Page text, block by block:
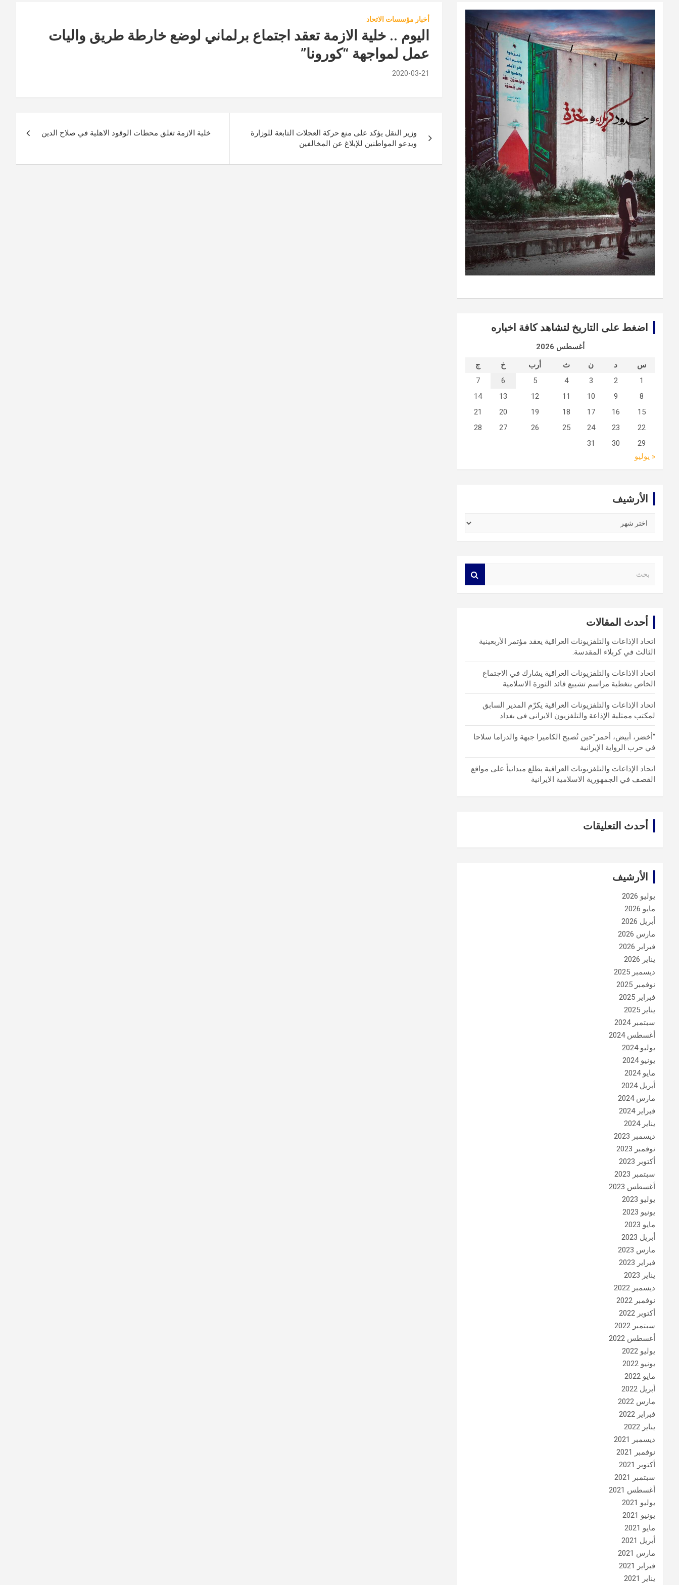
أخبار مؤسسات الاتحاد
اليوم .. خلية الازمة تعقد اجتماع برلماني لوضع خارطة طريق واليات
عمل لمواجهة “كورونا”
2020-03-21
المقالات
وزير النقل يؤكد على منع حركة العجلات التابعة للوزارة
ويدعو المواطنين للإبلاغ عن المخالفين
خلية الازمة تغلق محطات الوقود الاهلية في صلاح الدين
اضغط على التاريخ لتشاهد كافة اخباره
أغسطس 2026
س
د ن ث أرب خ
ج
1
2
3
4
5
6
7
8
9
10
11
12
13
14
15
16
17
18
19
20
21
22
23
24
25
26
27
28
29
30
31
« يوليو
الأرشيف
أحدث المقالات
اتحاد الإذاعات والتلفزيونات العراقية يعقد مؤتمر الأربعينية
الثالث في كربلاء المقدسة.
اتحاد الاذاعات والتلفزيونات العراقية يشارك في الاجتماع
الخاص بتغطية مراسم تشييع قائد الثورة الاسلامية
اتحاد الإذاعات والتلفزيونات العراقية يكرّم المدير السابق
لمكتب ممثلية الإذاعة والتلفزيون الايراني في بغداد
“أخضر، أبيض، أحمر”حين تُصبح الكاميرا جبهة والدراما سلاحا
في حرب الرواية الإيرانية
اتحاد الإذاعات والتلفزيونات العراقية يطلع ميدانياً على مواقع
القصف في الجمهورية الاسلامية الايرانية
أحدث التعليقات
الأرشيف
يوليو 2026
مايو 2026
أبريل 2026
مارس 2026
فبراير 2026
يناير 2026
ديسمبر 2025
نوفمبر 2025
فبراير 2025
يناير 2025
سبتمبر 2024
أغسطس 2024
يوليو 2024
يونيو 2024
مايو 2024
أبريل 2024
مارس 2024
فبراير 2024
يناير 2024
ديسمبر 2023
نوفمبر 2023
أكتوبر 2023
سبتمبر 2023
أغسطس 2023
يوليو 2023
يونيو 2023
مايو 2023
أبريل 2023
مارس 2023
فبراير 2023
يناير 2023
ديسمبر 2022
نوفمبر 2022
أكتوبر 2022
سبتمبر 2022
أغسطس 2022
يوليو 2022
يونيو 2022
مايو 2022
أبريل 2022
مارس 2022
فبراير 2022
يناير 2022
ديسمبر 2021
نوفمبر 2021
أكتوبر 2021
سبتمبر 2021
أغسطس 2021
يوليو 2021
يونيو 2021
مايو 2021
أبريل 2021
مارس 2021
فبراير 2021
يناير 2021